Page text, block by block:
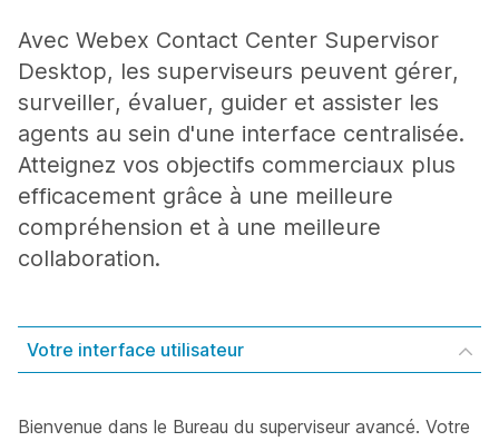
Avec Webex Contact Center Supervisor
Desktop, les superviseurs peuvent gérer,
surveiller, évaluer, guider et assister les
agents au sein d'une interface centralisée.
Atteignez vos objectifs commerciaux plus
efficacement grâce à une meilleure
compréhension et à une meilleure
collaboration.
Votre interface utilisateur
Bienvenue dans le Bureau du superviseur avancé. Votre